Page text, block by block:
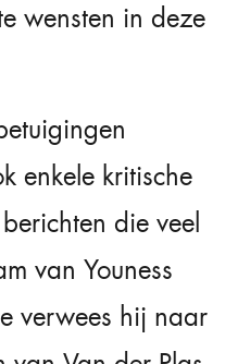
wensten in deze
enkele kritische
die veel
van Youness
verwees hij naar